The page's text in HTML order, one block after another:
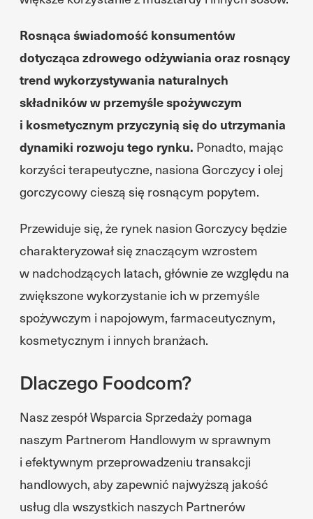
Rosnąca świadomość konsumentów
dotycząca zdrowego odżywiania oraz rosnący
trend wykorzystywania naturalnych
składników w przemyśle spożywczym
i kosmetycznym przyczynią się do utrzymania
dynamiki rozwoju tego rynku. Ponadto, mając
korzyści terapeutyczne, nasiona Gorczycy i olej
gorczycowy cieszą się rosnącym popytem.
Przewiduje się, że rynek nasion Gorczycy będzie
charakteryzował się znaczącym wzrostem
w nadchodzących latach, głównie ze względu na
zwiększone wykorzystanie ich w przemyśle
spożywczym i napojowym, farmaceutycznym,
kosmetycznym i innych branżach.
Dlaczego Foodcom?
Nasz zespół Wsparcia Sprzedaży pomaga
naszym Partnerom Handlowym w sprawnym
i efektywnym przeprowadzeniu transakcji
handlowych, aby zapewnić najwyższą jakość
usług dla wszystkich naszych Partnerów